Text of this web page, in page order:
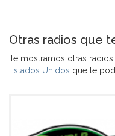
Otras radios que
Te mostramos otras
Estados Unidos que te